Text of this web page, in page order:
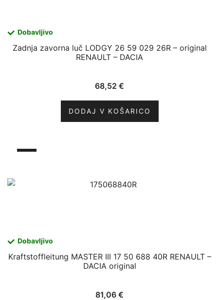
Dobavljivo
Zadnja zavorna luč LODGY 26 59 029 26R – original
RENAULT – DACIA
68,52 €
DODAJ V KOŠARICO
Dobavljivo
Kraftstoffleitung MASTER III 17 50 688 40R RENAULT –
DACIA original
81,06 €